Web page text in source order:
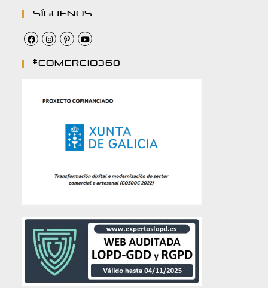
Síguenos
#comercio360